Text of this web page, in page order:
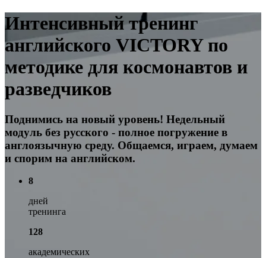
Интенсивный тренинг
английского VICTORY по
методике для космонавтов и
разведчиков
Поднимись на новый уровень! Недельный
модуль без русского - полное погружение в
англоязычную среду. Общаемся, играем, думаем
и спорим на английском.
8
дней
тренинга
128
академических